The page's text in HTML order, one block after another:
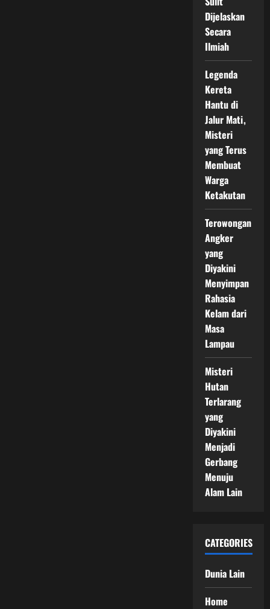
Dijelaskan
Secara
Ilmiah
Legenda
Kereta
Hantu di
Jalur Mati,
Misteri
yang Terus
Membuat
Warga
Ketakutan
Terowongan
Angker
yang
Diyakini
Menyimpan
Rahasia
Kelam dari
Masa
Lampau
Misteri
Hutan
Terlarang
yang
Diyakini
Menjadi
Gerbang
Menuju
Alam Lain
CATEGORIES
Dunia Lain
Home